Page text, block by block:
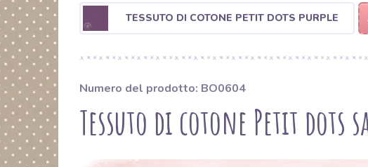
TESSUTO DI COTONE PETIT DOTS PURPLE
Numero del prodotto: BO0604
Tessuto di cotone Petit dots